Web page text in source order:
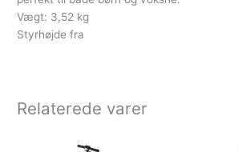
Vægt: 3,52 kg
Styrhøjde fra
Relaterede varer